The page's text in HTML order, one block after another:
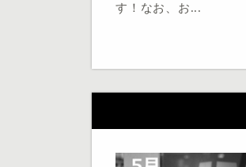
す！なお、お...